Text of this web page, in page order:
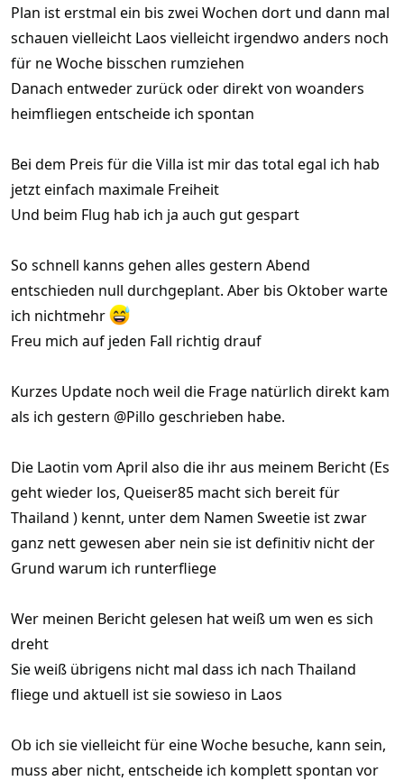
Plan ist erstmal ein bis zwei Wochen dort und dann mal
schauen vielleicht Laos vielleicht irgendwo anders noch
für ne Woche bisschen rumziehen
Danach entweder zurück oder direkt von woanders
heimfliegen entscheide ich spontan
Bei dem Preis für die Villa ist mir das total egal ich hab
jetzt einfach maximale Freiheit
Und beim Flug hab ich ja auch gut gespart
So schnell kanns gehen alles gestern Abend
entschieden null durchgeplant. Aber bis Oktober warte
ich nichtmehr
Freu mich auf jeden Fall richtig drauf
Kurzes Update noch weil die Frage natürlich direkt kam
als ich gestern @Pillo geschrieben habe.
Die Laotin vom April also die ihr aus meinem Bericht (Es
geht wieder los, Queiser85 macht sich bereit für
Thailand ) kennt, unter dem Namen Sweetie ist zwar
ganz nett gewesen aber nein sie ist definitiv nicht der
Grund warum ich runterfliege
Wer meinen Bericht gelesen hat weiß um wen es sich
dreht
Sie weiß übrigens nicht mal dass ich nach Thailand
fliege und aktuell ist sie sowieso in Laos
Ob ich sie vielleicht für eine Woche besuche, kann sein,
muss aber nicht, entscheide ich komplett spontan vor